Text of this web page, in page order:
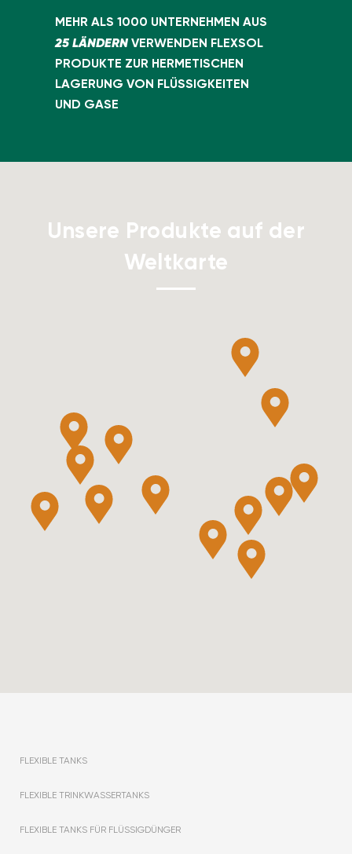
MEHR ALS 1000 UNTERNEHMEN AUS
25 LÄNDERN VERWENDEN FLEXSOL
PRODUKTE ZUR HERMETISCHEN
LAGERUNG VON FLÜSSIGKEITEN
UND GASE
Unsere Produkte auf der
Weltkarte
FLEXIBLE TANKS
FLEXIBLE TRINKWASSERTANKS
FLEXIBLE TANKS FÜR FLÜSSIGDÜNGER